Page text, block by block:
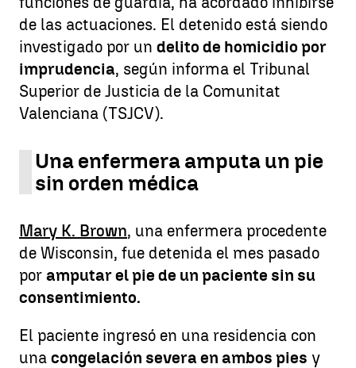
de las actuaciones. El detenido está siendo
investigado por un delito de homicidio por
imprudencia, según informa el Tribunal
Superior de Justicia de la Comunitat
Valenciana (TSJCV).
Una enfermera amputa un pie
sin orden médica
Mary K. Brown, una enfermera procedente
de Wisconsin, fue detenida el mes pasado
por amputar el pie de un paciente sin su
consentimiento.
El paciente ingresó en una residencia con
una congelación severa en ambos pies y